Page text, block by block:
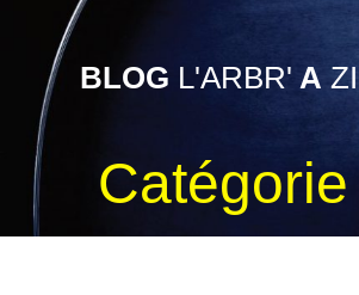
content
BLOG L'ARBR' A